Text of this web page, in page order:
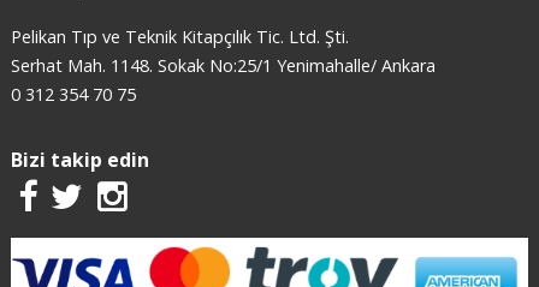
Pelikan Tıp ve Teknik Kitapçılık Tic. Ltd. Şti.
Serhat Mah. 1148. Sokak No:25/1 Yenimahalle/ Ankara
0 312 354 70 75
Bizi takip edin